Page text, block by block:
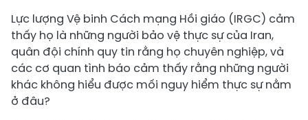
Lực lượng Vệ binh Cách mạng Hồi giáo (IRGC) cảm
thấy họ là những người bảo vệ thực sự của Iran,
quân đội chính quy tin rằng họ chuyên nghiệp, và
các cơ quan tình báo cảm thấy rằng những người
khác không hiểu được mối nguy hiểm thực sự nằm
ở đâu?